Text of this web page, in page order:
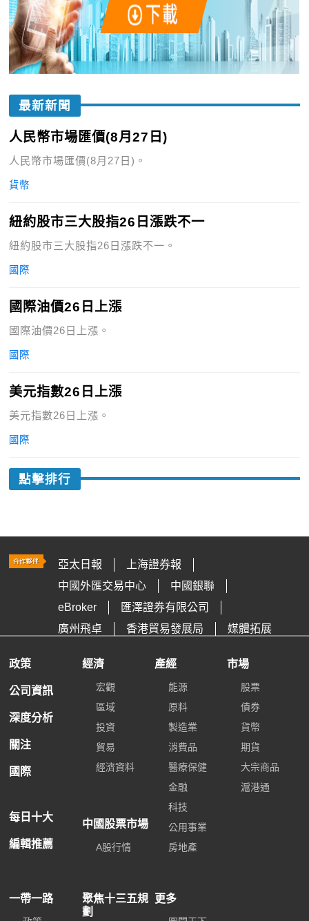
最新新聞
人民幣市場匯價(8月27日)
人民幣市場匯價(8月27日)。
貨幣
紐約股市三大股指26日漲跌不一
紐約股市三大股指26日漲跌不一。
國際
國際油價26日上漲
國際油價26日上漲。
國際
美元指數26日上漲
美元指數26日上漲。
國際
點擊排行
亞太日報
上海證券報
中國外匯交易中心
中國銀聯
eBroker
匯澤證券有限公司
廣州飛卓
香港貿易發展局 媒體拓展
政策
公司資訊
深度分析
關注
國際
每日十大
編輯推薦
經濟
宏觀
區域
投資
貿易
經濟資料
中國股票市場
A股行情
產經
能源
原料
製造業
消費品
醫療保健
金融
科技
公用事業
房地產
市場
股票
債券
貨幣
期貨
大宗商品
滬港通
一帶一路
聚焦十三五規
劃
更多